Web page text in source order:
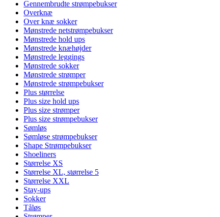
Gennembrudte strømpebukser
Overknæ
Over knæ sokker
Mønstrede netstrømpebukser
Mønstrede hold ups
Mønstrede knæhøjder
Mønstrede leggings
Mønstrede sokker
Mønstrede strømper
Mønstrede strømpebukser
Plus størrelse
Plus size hold ups
Plus size strømper
Plus size strømpebukser
Sømløs
Sømløse strømpebukser
Shape Strømpebukser
Shoeliners
Størrelse XS
Størrelse XL, størrelse 5
Størrelse XXL
Stay-ups
Sokker
Tåløs